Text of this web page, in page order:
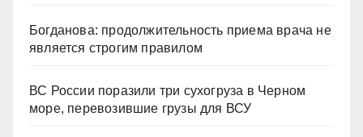
Богданова: продолжительность приема врача не
является строгим правилом
ВС России поразили три сухогруза в Черном
море, перевозившие грузы для ВСУ